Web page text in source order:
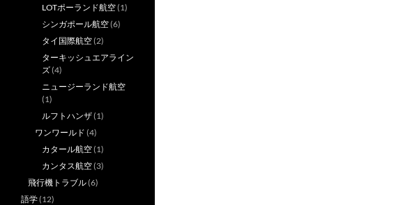
LOTポーランド航空(1)
シンガポール航空(6)
タイ国際航空(2)
ターキッシュエアライン
ズ(4)
ニュージーランド航空
(1)
ルフトハンザ(1)
ワンワールド (4)
カタール航空(1)
カンタス航空(3)
飛行機トラブル(6)
語学(12)